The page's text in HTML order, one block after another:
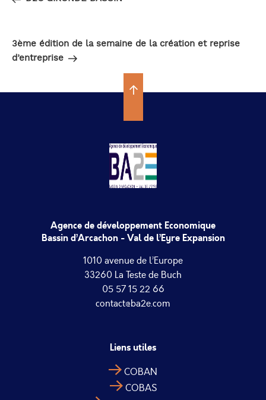
l’article
suivant
3ème édition de la semaine de la création et reprise
d’entreprise
Agence de développement Economique
Bassin d’Arcachon - Val de l’Eyre Expansion
1010 avenue de l’Europe
33260 La Teste de Buch
05 57 15 22 66
contact@ba2e.com
Liens utiles
COBAN
COBAS